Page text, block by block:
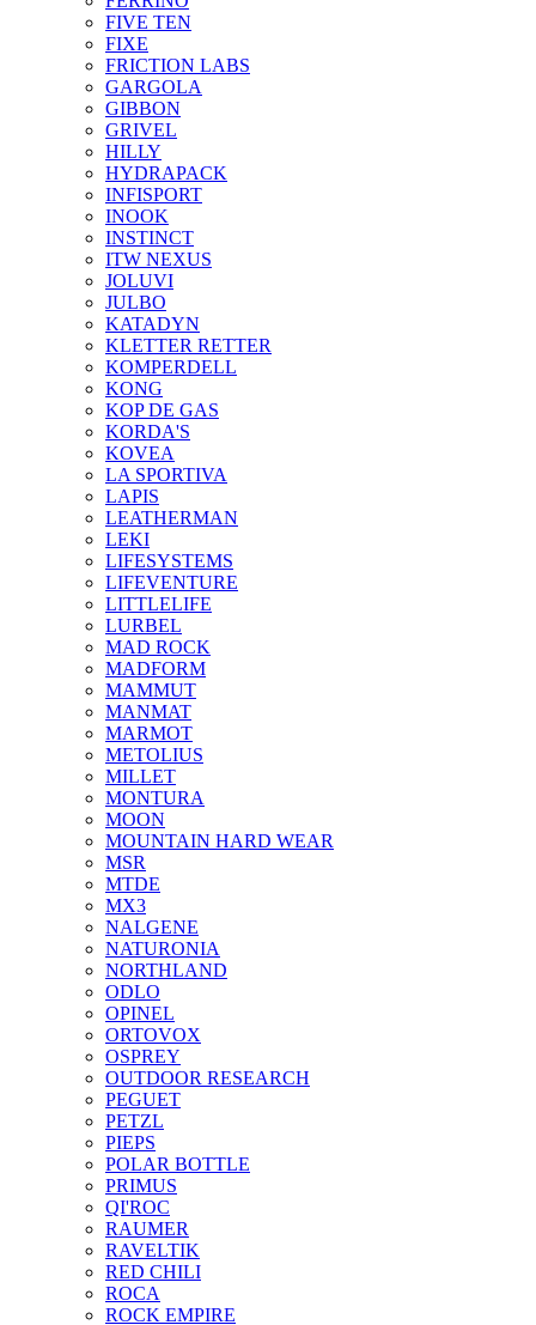
FIVE TEN
FIXE
FRICTION LABS
GARGOLA
GIBBON
GRIVEL
HILLY
HYDRAPACK
INFISPORT
INOOK
INSTINCT
ITW NEXUS
JOLUVI
JULBO
KATADYN
KLETTER RETTER
KOMPERDELL
KONG
KOP DE GAS
KORDA'S
KOVEA
LA SPORTIVA
LAPIS
LEATHERMAN
LEKI
LIFESYSTEMS
LIFEVENTURE
LITTLELIFE
LURBEL
MAD ROCK
MADFORM
MAMMUT
MANMAT
MARMOT
METOLIUS
MILLET
MONTURA
MOON
MOUNTAIN HARD WEAR
MSR
MTDE
MX3
NALGENE
NATURONIA
NORTHLAND
ODLO
OPINEL
ORTOVOX
OSPREY
OUTDOOR RESEARCH
PEGUET
PETZL
PIEPS
POLAR BOTTLE
PRIMUS
QI'ROC
RAUMER
RAVELTIK
RED CHILI
ROCA
ROCK EMPIRE